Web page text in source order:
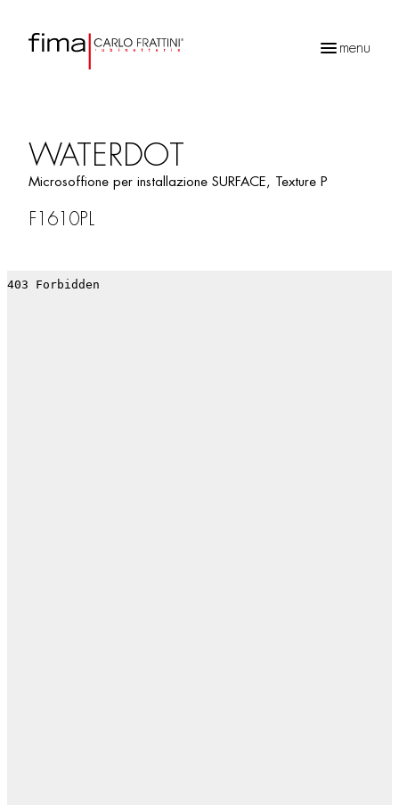
menu
WATERDOT
Microsoffione per installazione SURFACE, Texture P
F1610PL